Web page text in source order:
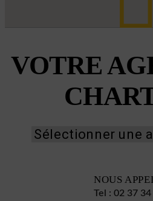
VOTRE
NOUS
Tel : 02 37 34